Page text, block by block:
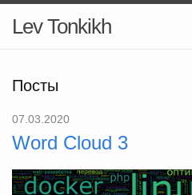
Lev Tonkikh
Посты
07.03.2020
Word Cloud 3